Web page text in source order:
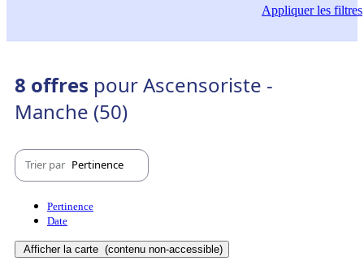
Appliquerles filtres
8 offres pour Ascensoriste -
Manche (50)
Trier par Pertinence
Pertinence
Date
Afficher la carte (contenu non-accessible)